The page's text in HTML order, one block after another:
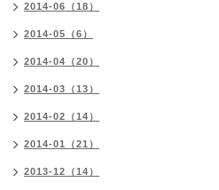
2014-06（18）
2014-05（6）
2014-04（20）
2014-03（13）
2014-02（14）
2014-01（21）
2013-12（14）